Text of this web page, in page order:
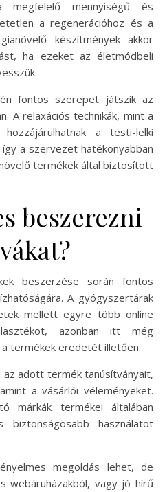
megfelelő mennyiségű és
a regenerációhoz és a
készítmények akkor
ha ezeket az életmódbeli
fontos szerepet játszik az
A relaxációs technikák, mint a
a testi-lelki
a szervezet hatékonyabban
termékek által biztosított
beszerezni
beszerzése során fontos
A gyógyszertárak
mellett egyre több online
azonban itt még
termékek eredetét illetően.
az adott termék tanúsítványait,
a vásárlói véleményeket.
márkák termékei általában
biztonságosabb használatot
megoldás lehet, de
webáruházakból, vagy jó hírű